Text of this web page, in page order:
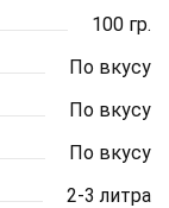
100 гр.
По вкусу
По вкусу
По вкусу
2-3 литра